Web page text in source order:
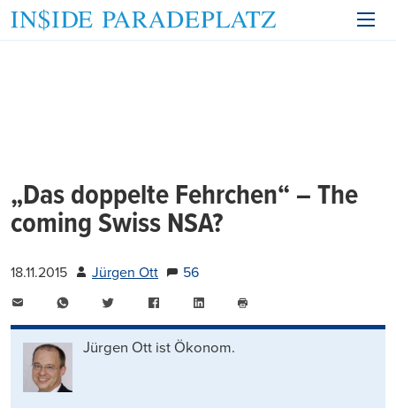
„Das doppelte Fehrchen“ – The
coming Swiss NSA?
18.11.2015 Jürgen Ott
56
WhatsAppTwitter FacebookLinkedIn
drucken
Jürgen Ott ist Ökonom.